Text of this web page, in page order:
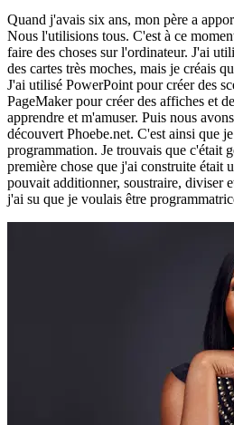
Quand j'avais six ans, mon père a
Nous l'utilisions tous. C'est à ce
faire des choses sur l'ordinateur. J'ai
des cartes très moches, mais je créais
J'ai utilisé PowerPoint pour créer des
PageMaker pour créer des affiches et
apprendre et m'amuser. Puis nous
découvert Phoebe.net. C'est ainsi que
programmation. Je trouvais que c'était
première chose que j'ai construite était
pouvait additionner, soustraire, diviser
j'ai su que je voulais être